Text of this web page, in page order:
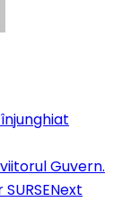
Guvern.
Next